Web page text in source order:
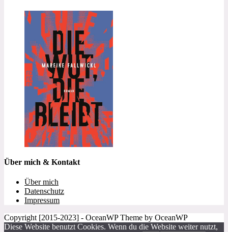
Über mich & Kontakt
Über mich
Datenschutz
Impressum
Copyright [2015-2023] - OceanWP Theme by OceanWP
Diese Website benutzt Cookies. Wenn du die Website weiter nutzt,